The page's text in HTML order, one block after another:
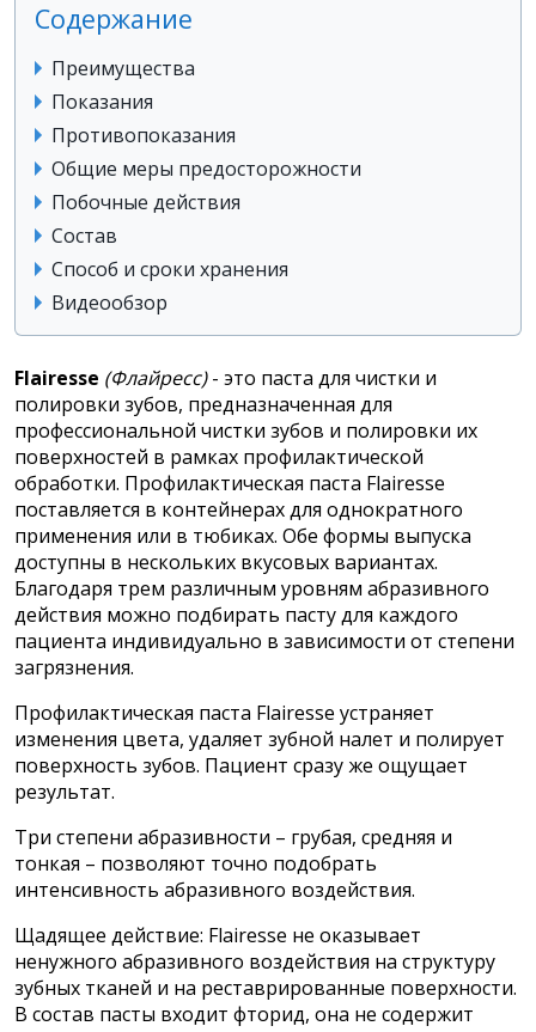
Содержание
Преимущества
Показания
Противопоказания
Общие меры предосторожности
Побочные действия
Состав
Способ и сроки хранения
Видеообзор
Flairesse (Флайресс)- это паста для чистки и
полировки зубов, предназначенная для
профессиональной чистки зубов и полировки их
поверхностей в рамках профилактической
обработки. Профилактическая паста Flairesse
поставляется в контейнерах для однократного
применения или в тюбиках. Обе формы выпуска
доступны в нескольких вкусовых вариантах.
Благодаря трем различным уровням абразивного
действия можно подбирать пасту для каждого
пациента индивидуально в зависимости от степени
загрязнения.
Профилактическая паста Flairesse устраняет
изменения цвета, удаляет зубной налет и полирует
поверхность зубов. Пациент сразу же ощущает
результат.
Три степени абразивности – грубая, средняя и
тонкая – позволяют точно подобрать
интенсивность абразивного воздействия.
Щадящее действие: Flairesse не оказывает
ненужного абразивного воздействия на структуру
зубных тканей и на реставрированные поверхности.
В состав пасты входит фторид, она не содержит